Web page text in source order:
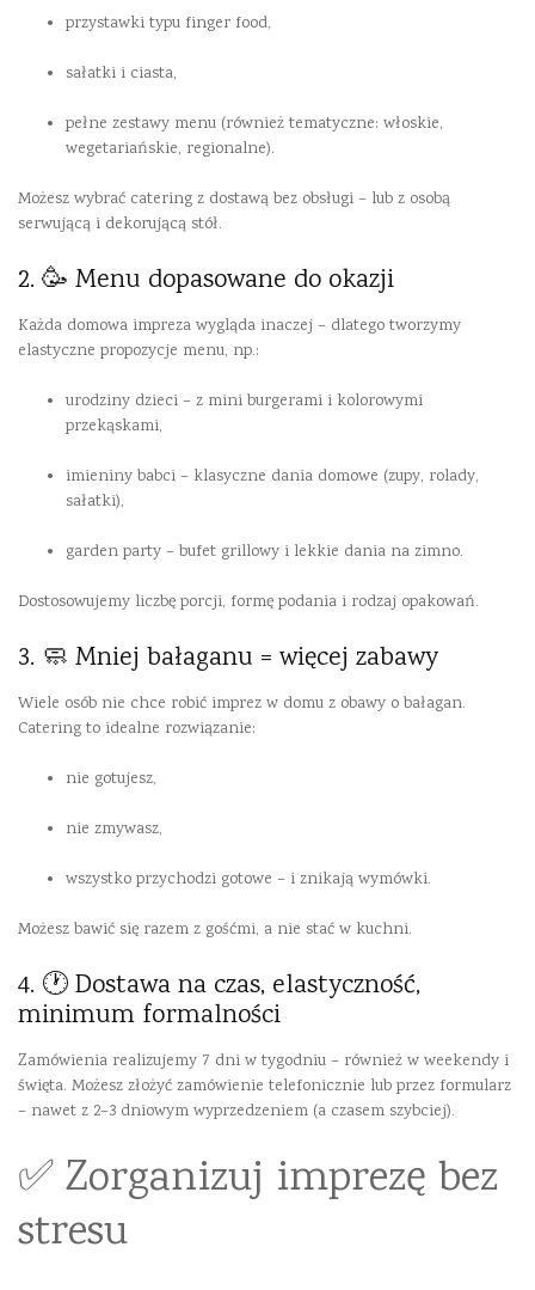
przystawki typu finger food,
sałatki i ciasta,
pełne zestawy menu (również tematyczne: włoskie,
wegetariańskie, regionalne).
Możesz wybrać catering z dostawą bez obsługi – lub z osobą
serwującą i dekorującą stół.
2. 🥳 Menu dopasowane do okazji
Każda domowa impreza wygląda inaczej – dlatego tworzymy
elastyczne propozycje menu, np.:
urodziny dzieci – z mini burgerami i kolorowymi
przekąskami,
imieniny babci – klasyczne dania domowe (zupy, rolady,
sałatki),
garden party – bufet grillowy i lekkie dania na zimno.
Dostosowujemy liczbę porcji, formę podania i rodzaj opakowań.
3. 🧼 Mniej bałaganu = więcej zabawy
Wiele osób nie chce robić imprez w domu z obawy o bałagan.
Catering to idealne rozwiązanie:
nie gotujesz,
nie zmywasz,
wszystko przychodzi gotowe – i znikają wymówki.
Możesz bawić się razem z gośćmi, a nie stać w kuchni.
4. 🕐 Dostawa na czas, elastyczność,
minimum formalności
Zamówienia realizujemy 7 dni w tygodniu – również w weekendy i
święta. Możesz złożyć zamówienie telefonicznie lub przez formularz
– nawet z 2–3 dniowym wyprzedzeniem (a czasem szybciej).
✅ Zorganizuj imprezę bez
stresu